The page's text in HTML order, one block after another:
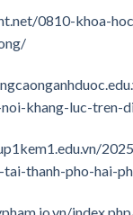
0810-khoa-
khang-luc-tren-
thanh-pho-hai-